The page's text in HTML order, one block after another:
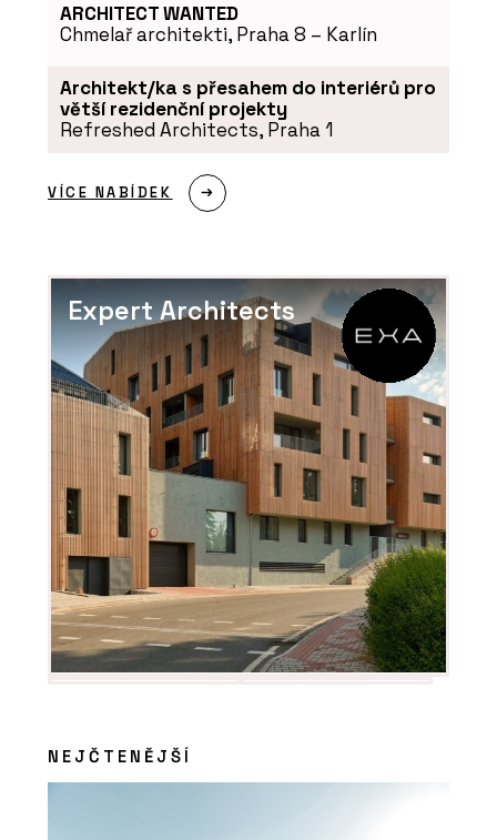
ČLÁNKY
Ve stavebnictví chybí lidé a
HINTON o tom, co dnes hýbe stavbami
ČLÁNKY
Nový dům na starém místě. Rezidence
U Milosrdných přináší do historického
centra Prahy soudobou eleganci
ARCHITECT WANTED
Chmelař architekti, Praha 8 – Karlín
Architekt/ka s přesahem do interiérů pro
větší rezidenční projekty
Refreshed Architects, Praha 1
VÍCE NABÍDEK
Expert Architects
NEJČTENĚJŠÍ